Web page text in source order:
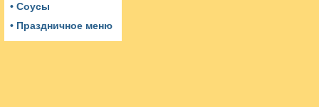
• Соусы
• Праздничное меню